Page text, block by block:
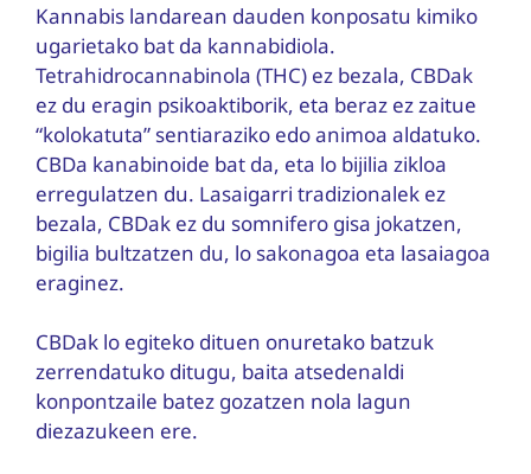
Kannabis landarean dauden konposatu kimiko
ugarietako bat da kannabidiola.
Tetrahidrocannabinola (THC) ez bezala, CBDak
ez du eragin psikoaktiborik, eta beraz ez zaitue
“kolokatuta” sentiaraziko edo animoa aldatuko.
CBDa kanabinoide bat da, eta lo bijilia zikloa
erregulatzen du. Lasaigarri tradizionalek ez
bezala, CBDak ez du somnifero gisa jokatzen,
bigilia bultzatzen du, lo sakonagoa eta lasaiagoa
eraginez.
CBDak lo egiteko dituen onuretako batzuk
zerrendatuko ditugu, baita atsedenaldi
konpontzaile batez gozatzen nola lagun
diezazukeen ere.